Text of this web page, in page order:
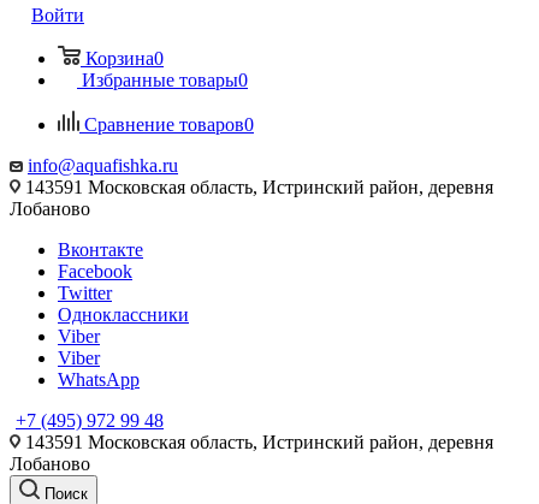
Войти
Корзина0
Избранные товары0
Сравнение товаров0
info@aquafishka.ru
143591 Московская область, Истринский район, деревня
Лобаново
Вконтакте
Facebook
Twitter
Одноклассники
Viber
Viber
WhatsApp
+7 (495) 972 99 48
143591 Московская область, Истринский район, деревня
Лобаново
Поиск